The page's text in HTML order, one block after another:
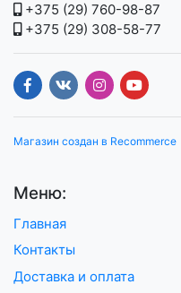
+375 (29) 760-98-87
+375 (29) 308-58-77
Магазин создан в Recommerce
Меню:
Главная
Контакты
Доставка и оплата